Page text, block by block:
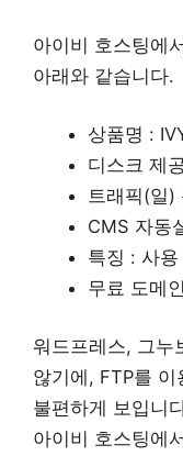
아이비 호스팅에
아래와 같습니다.
상품명 :
디스크 제
트래픽(일)
CMS 자동
특징 : 사
무료 도메
워드프레스, 그누
않기에, FTP를
불편하게 보입니
아이비 호스팅에